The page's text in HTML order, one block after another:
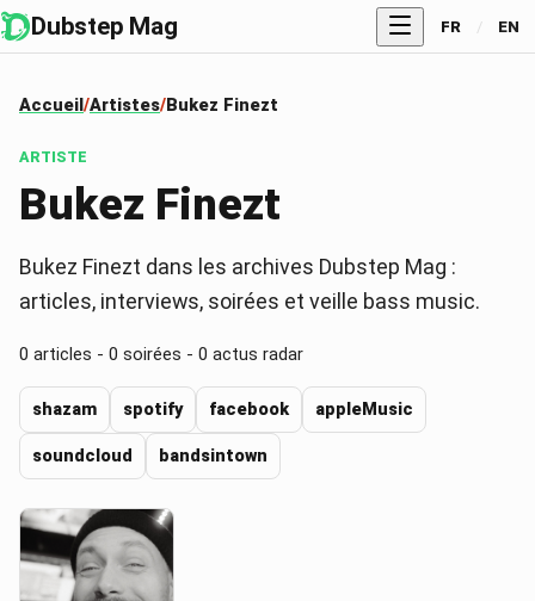
Dubstep Mag FR / EN
Accueil Artistes Bukez Finezt
ARTISTE
Bukez Finezt
Bukez Finezt dans les archives Dubstep Mag :
articles, interviews, soirées et veille bass music.
0 articles - 0 soirées - 0 actus radar
shazam spotify facebook appleMusic
soundcloud bandsintown